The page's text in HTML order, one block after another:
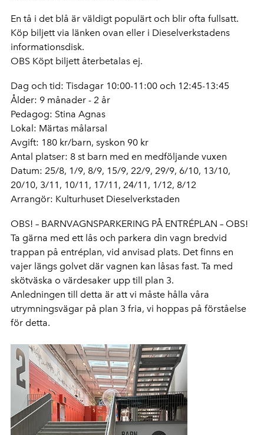
En tå i det blå är väldigt populärt och blir ofta fullsatt.
Köp biljett via länken ovan eller i Dieselverkstadens
informationsdisk.
OBS Köpt biljett återbetalas ej.
Dag och tid: Tisdagar 10:00-11:00 och 12:45-13:45
Ålder: 9 månader - 2 år
Pedagog: Stina Agnas
Lokal: Märtas målarsal
Avgift: 180 kr/barn, syskon 90 kr
Antal platser: 8 st barn med en medföljande vuxen
Datum: 25/8, 1/9, 8/9, 15/9, 22/9, 29/9, 6/10, 13/10,
20/10, 3/11, 10/11, 17/11, 24/11, 1/12, 8/12
Arrangör: Kulturhuset Dieselverkstaden
OBS! – BARNVAGNSPARKERING PÅ ENTRÉPLAN – OBS!
Ta gärna med ett lås och parkera din vagn bredvid
trappan på entréplan, vid anvisad plats. Det finns en
vajer längs golvet där vagnen kan låsas fast. Ta med
skötväska o värdesaker upp till plan 3.
Anledningen till detta är att vi måste hålla våra
utrymningsvägar på plan 3 fria, vi hoppas på förståelse
för detta.